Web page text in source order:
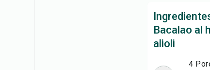
Bacalao al
alioli
4